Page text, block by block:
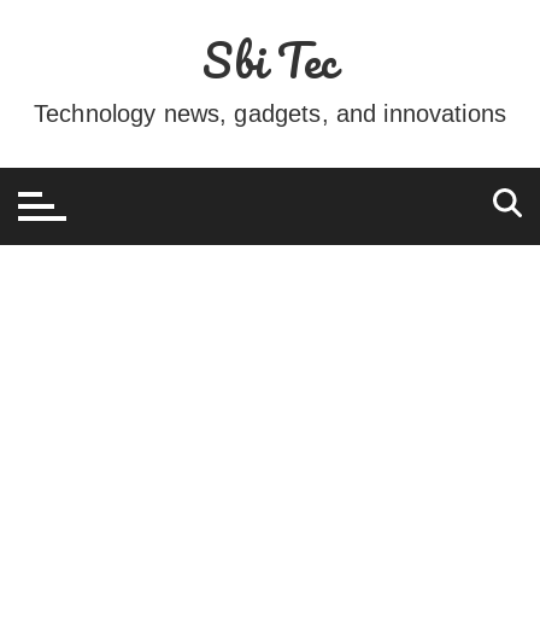
conteúdo
Sbi Tec
Technology news, gadgets, and innovations